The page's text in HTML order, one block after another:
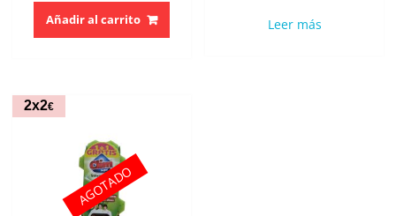
Añadir al carrito Leer más
2x2€
AGOTADO